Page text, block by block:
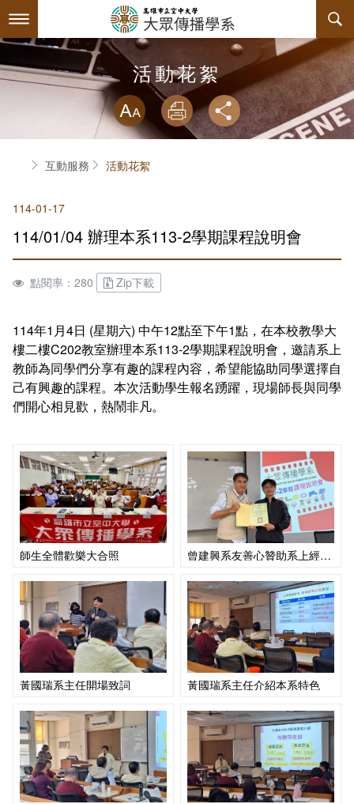
到
要
容
關於本系
系主任介紹
連絡系辦
師資陣容
課程規劃
課程資訊
教材資訊
課程地圖
課程地圖主頁
互動服務
活動花絮
學會幹部
組織章程
回空大首頁
活動花絮
略過字型切
放大
列印 分享
首頁互動服務 活動花絮
114-01-17
114/01/04 辦理本系113-2學期課程說明會
點閱率：280 Zip下載
114年1月4日 (星期六) 中午12點至下午1點，在本校教學大
樓二樓C202教室辦理本系113-2學期課程說明會，邀請系上
教師為同學們分享有趣的課程內容，希望能協助同學選擇自
己有興趣的課程。本次活動學生報名踴躍，現場師長與同學
們開心相見歡，熱鬧非凡。
師生全體歡樂大合照 曾建興系友善心贊助系上經費 張天雄老師代表受獎
黃國瑞系主任開場致詞 黃國瑞系主任介紹本系特色